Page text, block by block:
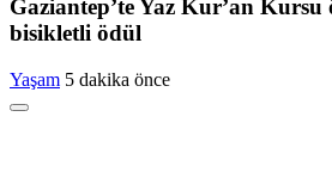
Gaziantep’te Yaz Kur’an Kursu
bisikletli ödül
Yaşam 5 dakika önce